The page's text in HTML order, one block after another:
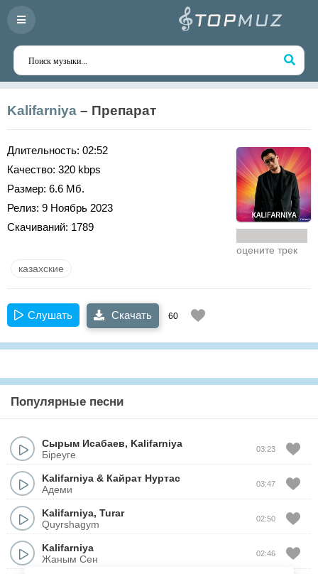
Kalifarniya – Препарат
Длительность: 02:52
Качество: 320 kbps
Размер: 6.6 Мб.
Релиз: 9 Ноябрь 2023
Скачиваний: 1789
оцените трек
казахские
Слушать Скачать 60
Популярные песни
Сырым Исабаев, Kalifarniya
Біреуге
03:23
Kalifarniya & Кайрат Нуртас
Адеми
03:47
Kalifarniya, Turar
Quyrshagym
02:50
Kalifarniya
Жаным Сен
02:46